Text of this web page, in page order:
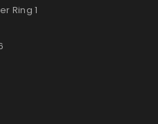
Ring 1